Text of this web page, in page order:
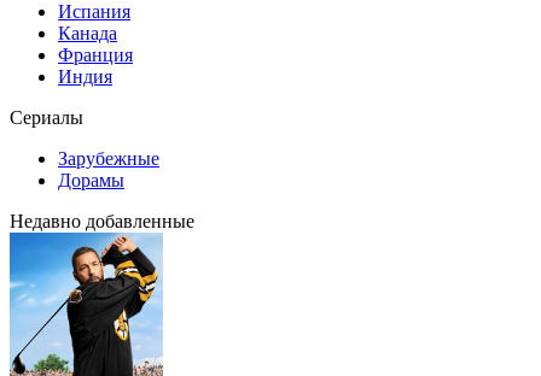
Испания
Канада
Франция
Индия
Сериалы
Зарубежные
Дорамы
Недавно добавленные